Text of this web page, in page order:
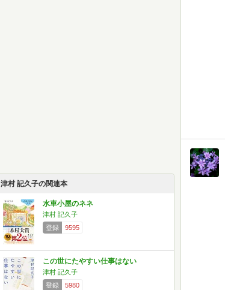
津村 記久子の関連本
水車小屋のネネ
津村 記久子
登録
9595
この世にたやすい仕事はない
津村 記久子
登録
5980